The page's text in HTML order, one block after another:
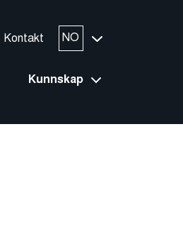
Kontakt NO
Kunnskap